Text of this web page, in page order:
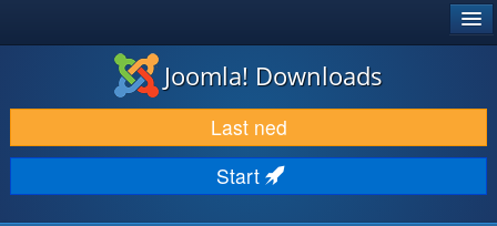
LAST NED & UTVID
OPPDAG & LÆR
SAMFUNN & BRUKERSTØTTE
Joomla! Downloads
Last ned
Start